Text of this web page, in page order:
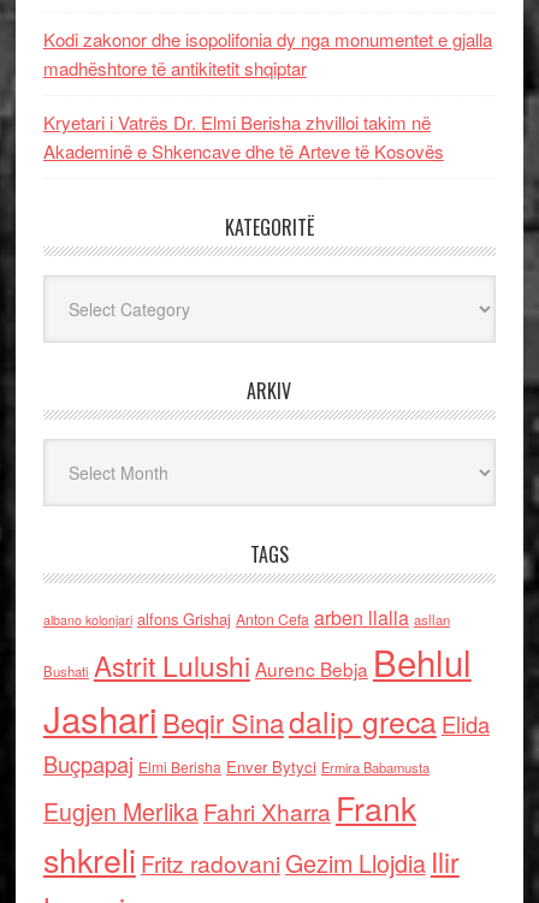
Kodi zakonor dhe isopolifonia dy nga monumentet e gjalla
madhështore të antikitetit shqiptar
Kryetari i Vatrës Dr. Elmi Berisha zhvilloi takim në
Akademinë e Shkencave dhe të Arteve të Kosovës
KATEGORITË
ARKIV
TAGS
albano kolonjari alfons Grishaj Anton Cefa arben llalla asllan
Bushati Astrit Lulushi Aurenc Bebja Behlul
Jashari Beqir Sinadalip grecaElida
Buçpapaj Elmi Berisha Enver Bytyci Ermira Babamusta
Eugjen MerlikaFahri Xharra Frank
shkreli Fritz radovaniGezim Llojdia Ilir